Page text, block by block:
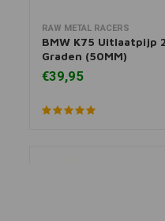
Toevoegen aan
RAW METAL RACERS
BMW K75 Uitlaatpijp
Graden (50MM)
€39,95